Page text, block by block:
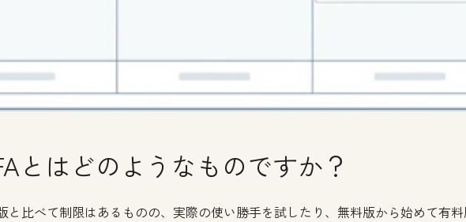
とはどのようなものですか？
と比べて制限はあるものの、実際の使い勝手を試したり、無料版から始めて有料